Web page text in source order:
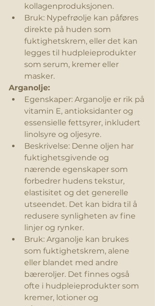
kollagenproduksjonen.
Bruk: Nypefrøolje kan påføres
direkte på huden som
fuktighetskrem, eller det kan
legges til hudpleieprodukter
som serum, kremer eller
masker.
Arganolje:
Egenskaper: Arganolje er rik på
vitamin E, antioksidanter og
essensielle fettsyrer, inkludert
linolsyre og oljesyre.
Beskrivelse: Denne oljen har
fuktighetsgivende og
nærende egenskaper som
forbedrer hudens tekstur,
elastisitet og det generelle
utseendet. Det kan bidra til å
redusere synligheten av fine
linjer og rynker.
Bruk: Arganolje kan brukes
som fuktighetskrem, alene
eller blandet med andre
bæreroljer. Det finnes også
ofte i hudpleieprodukter som
kremer, lotioner og